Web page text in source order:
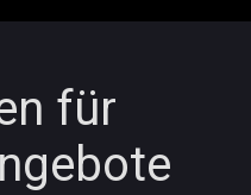
für